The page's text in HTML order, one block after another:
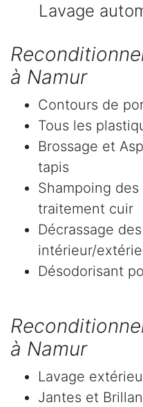
Lavage
à Namur
Contours de
Tous les
Brossage et
tapis
Shampoing
traitement cuir
Décrassage
intérieur/
Désodorisant
à Namur
Lavage
Jantes et